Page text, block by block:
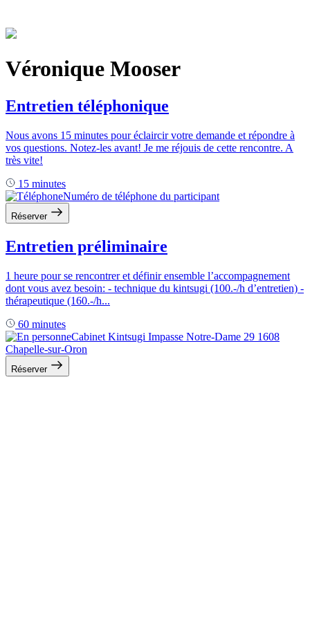
Véronique Mooser
Entretien téléphonique
Nous avons 15 minutes pour éclaircir votre demande et répondre à
vos questions. Notez-les avant! Je me réjouis de cette rencontre. A
très vite!
15 minutes
Numéro de téléphone du participant
Réserver
Entretien préliminaire
1 heure pour se rencontrer et définir ensemble l’accompagnement
dont vous avez besoin: - technique du kintsugi (100.-/h d’entretien) -
thérapeutique (160.-/h...
60 minutes
Cabinet Kintsugi Impasse Notre-Dame 29 1608
Chapelle-sur-Oron
Réserver